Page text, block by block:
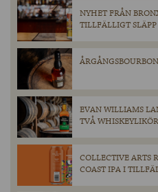
NYHET FRÅN
TILLFÄLLIGT SLÄPP
EVAN WILLIAMS
TVÅ
COLLECTIVE ARTS
COAST IPA I